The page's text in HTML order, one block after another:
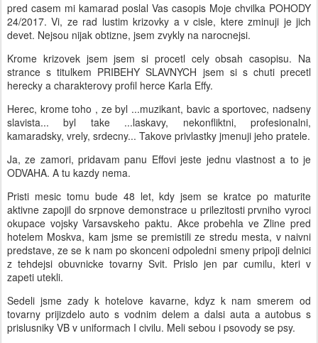
pred casem mi kamarad poslal Vas casopis Moje chvilka POHODY
24/2017. Vi, ze rad lustim krizovky a v cisle, ktere zminuji je jich
devet. Nejsou nijak obtizne, jsem zvykly na narocnejsi.
Krome krizovek jsem jsem si procetl cely obsah casopisu. Na
strance s titulkem PRIBEHY SLAVNYCH jsem si s chuti precetl
herecky a charakterovy profil herce Karla Effy.
Herec, krome toho , ze byl ...muzikant, bavic a sportovec, nadseny
slavista... byl take ...laskavy, nekonfliktni, profesionalni,
kamaradsky, vrely, srdecny... Takove privlastky jmenuji jeho pratele.
Ja, ze zamori, pridavam panu Effovi jeste jednu vlastnost a to je
ODVAHA. A tu kazdy nema.
Pristi mesic tomu bude 48 let, kdy jsem se kratce po maturite
aktivne zapojil do srpnove demonstrace u prilezitosti prvniho vyroci
okupace vojsky Varsavskeho paktu. Akce probehla ve Zline pred
hotelem Moskva, kam jsme se premistili ze stredu mesta, v naivni
predstave, ze se k nam po skonceni odpoledni smeny pripoji delnici
z tehdejsi obuvnicke tovarny Svit. Prislo jen par cumilu, kteri v
zapeti utekli.
Sedeli jsme zady k hotelove kavarne, kdyz k nam smerem od
tovarny prijizdelo auto s vodnim delem a dalsi auta a autobus s
prislusniky VB v uniformach I civilu. Meli sebou i psovody se psy.